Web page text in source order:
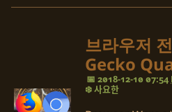
브라우저
Gecko
📅 2018-12-10 07:54
❄️ 사요한